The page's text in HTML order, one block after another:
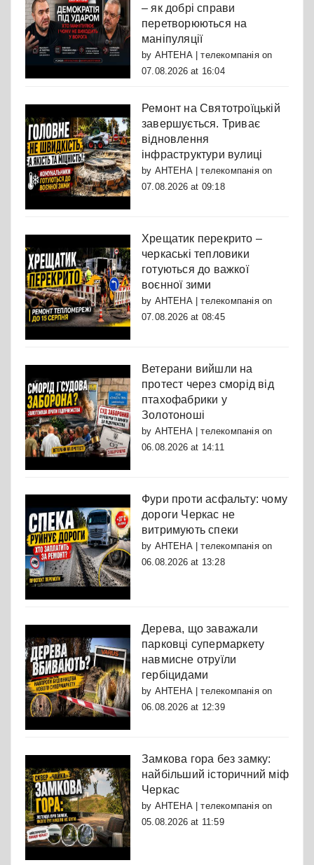
– як добрі справи
перетворюються на
маніпуляції
by АНТЕНА | телекомпаніяon
07.08.2026 at 16:04
Ремонт на Святотроїцькій
завершується. Триває
відновлення
інфраструктури вулиці
by АНТЕНА | телекомпаніяon
07.08.2026 at 09:18
Хрещатик перекрито –
черкаські тепловики
готуються до важкої
воєнної зими
by АНТЕНА | телекомпаніяon
07.08.2026 at 08:45
Ветерани вийшли на
протест через сморід від
птахофабрики у
Золотоноші
by АНТЕНА | телекомпаніяon
06.08.2026 at 14:11
Фури проти асфальту: чому
дороги Черкас не
витримують спеки
by АНТЕНА | телекомпаніяon
06.08.2026 at 13:28
Дерева, що заважали
парковці супермаркету
навмисне отруїли
гербіцидами
by АНТЕНА | телекомпаніяon
06.08.2026 at 12:39
Замкова гора без замку:
найбільший історичний міф
Черкас
by АНТЕНА | телекомпаніяon
05.08.2026 at 11:59